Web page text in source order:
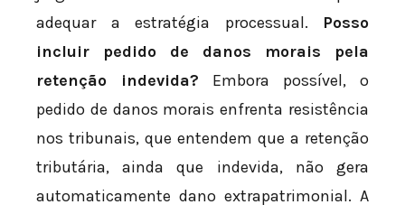
adequar a estratégia processual. Posso
incluir pedido de danos morais pela
retenção indevida? Embora possível, o
pedido de danos morais enfrenta resistência
nos tribunais, que entendem que a retenção
tributária, ainda que indevida, não gera
automaticamente dano extrapatrimonial. A